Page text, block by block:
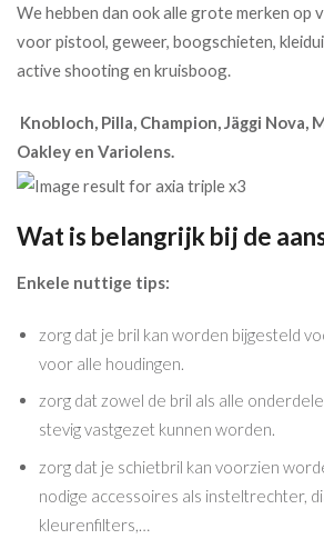
We hebben dan ook alle grote merken op
voor pistool, geweer, boogschieten,
active shooting en kruisboog.
Knobloch, Pilla, Champion, Jäggi Nova,
Oakley en Variolens.
Wat is belangrijk bij de
Enkele nuttige tips:
zorg dat je bril kan worden bijgesteld
voor alle houdingen.
zorg dat zowel de bril als alle
stevig vastgezet kunnen worden.
zorg dat je schietbril kan voorzien
nodige accessoires als insteltrechter,
kleurenfilters,…